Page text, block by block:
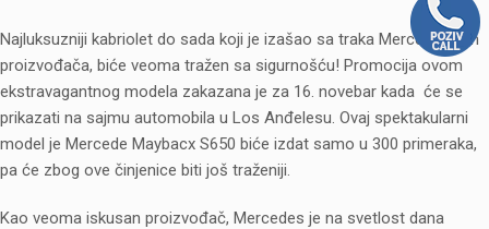
Najluksuzniji kabriolet do sada koji je izašao sa traka Mercedesovih
proizvođača, biće veoma tražen sa sigurnošću! Promocija ovom
ekstravagantnog modela zakazana je za 16. novebar kada će se
prikazati na sajmu automobila u Los Anđelesu. Ovaj spektakularni
model je Mercede Maybacx S650 biće izdat samo u 300 primeraka,
pa će zbog ove činjenice biti još traženiji.
Kao veoma iskusan proizvođač, Mercedes je na svetlost dana